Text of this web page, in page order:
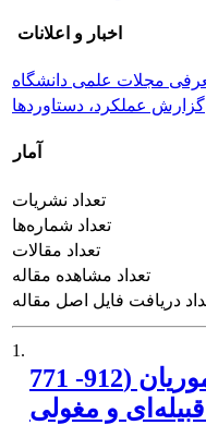
اخبار و اعلانات
مجلات علمی دانشگاه
گزارش عملکرد، دستاوردها
آمار
تعداد نشریات
تعداد شماره‌ها
تعداد مقالات
تعداد مشاهده مقاله
دریافت فایل اصل مقاله
1.
بررسی مشروعیت تیموریان (912- 771
و مغولی